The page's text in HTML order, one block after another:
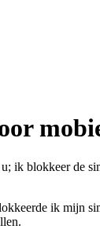
blokkeer de
ik mijn